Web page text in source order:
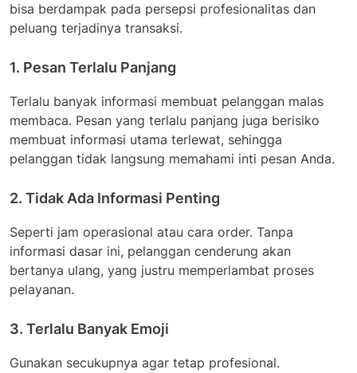
bisa berdampak pada persepsi profesionalitas dan
peluang terjadinya transaksi.
1. Pesan Terlalu Panjang
Terlalu banyak informasi membuat pelanggan malas
membaca. Pesan yang terlalu panjang juga berisiko
membuat informasi utama terlewat, sehingga
pelanggan tidak langsung memahami inti pesan Anda.
2. Tidak Ada Informasi Penting
Seperti jam operasional atau cara order. Tanpa
informasi dasar ini, pelanggan cenderung akan
bertanya ulang, yang justru memperlambat proses
pelayanan.
3. Terlalu Banyak Emoji
Gunakan secukupnya agar tetap profesional.